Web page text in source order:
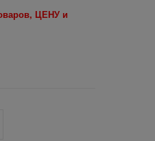
ЦЕНУ и